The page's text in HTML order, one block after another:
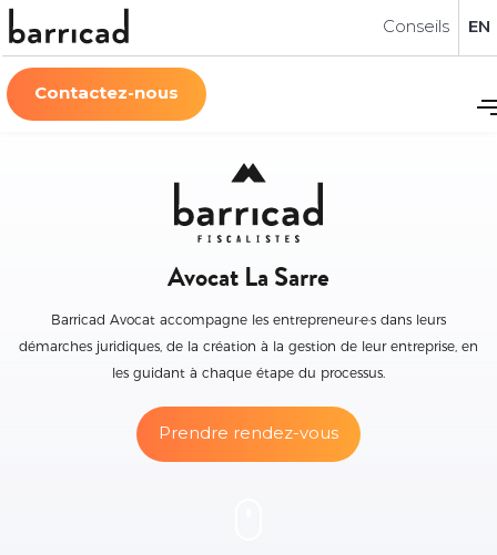
Conseils EN
Contactez-nous
Avocat La Sarre
Barricad Avocat accompagne les entrepreneur·e·s dans leurs
démarches juridiques, de la création à la gestion de leur entreprise, en
les guidant à chaque étape du processus.
Prendre rendez-vous